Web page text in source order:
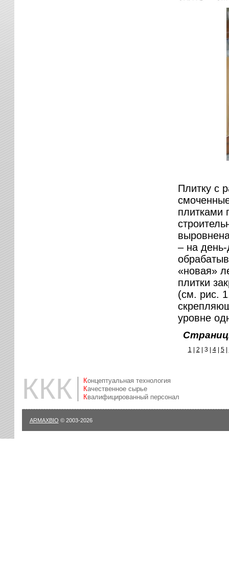
Плитку с
плитками
– на
«новая»
плитки
(см. рис.
уровне
1 2 3 | 4| 5|
ККК
Концептуальная технология
Качественное сырье
Квалифицированный персонал
ARMAXBIO © 2003-2026